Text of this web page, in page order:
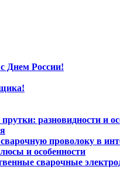
Днем России!
разновидности и
проволоку в
и особенности
сварочные